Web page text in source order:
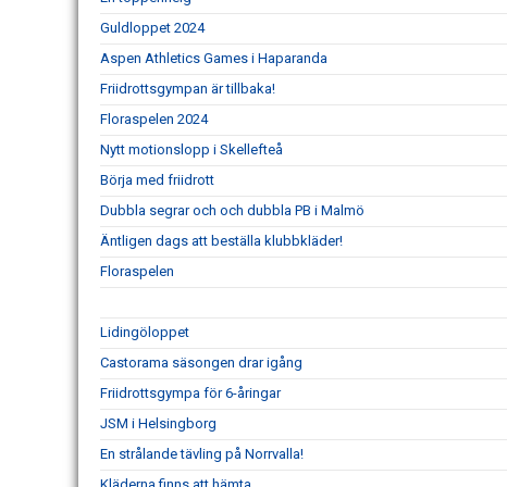
Guldloppet 2024
Aspen Athletics Games i Haparanda
Friidrottsgympan är tillbaka!
Floraspelen 2024
Nytt motionslopp i Skellefteå
Börja med friidrott
Dubbla segrar och och dubbla PB i Malmö
Äntligen dags att beställa klubbkläder!
Floraspelen
Lidingöloppet
Castorama säsongen drar igång
Friidrottsgympa för 6-åringar
JSM i Helsingborg
En strålande tävling på Norrvalla!